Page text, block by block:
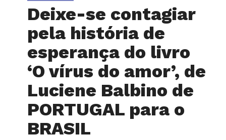
Deixe-se contagiar
pela história de
esperança do livro
‘O vírus do amor’, de
Luciene Balbino de
PORTUGAL para o
BRASIL